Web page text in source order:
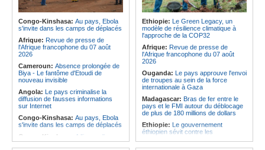
Afrique:La LSF salue le lancement
du premier ETF obligataire
souverain africain (USD) disponible
en Europe
Afrique: Promesse de la finale de la
Coupe du Monde 2030 au Maroc -
Infantino marquera-t-il le but de son
corrige le Kabuscorp en match de
préparation
Angola:Des experts prélèvent des
échantillons pour identifier les
victimes de l'accident de Cuanza-
Sul
Congo-Kinshasa: Au pays, Ebola
s'invite dans les camps de déplacés
Afrique: Revue de presse de
l'Afrique francophone du 07 août
2026
Cameroun: Absence prolongée de
Biya - Le fantôme d'Etoudi de
nouveau invisible
Angola: Le pays criminalise la
diffusion de fausses informations
sur Internet
Congo-Kinshasa: Au pays, Ebola
s'invite dans les camps de déplacés
Congo-Kinshasa:
A l'issue d'une
visite au pays, le chef de l'OMS
Ethiopie: Le Green Legacy, un
modèle de résilience climatique à
l'approche de la COP32
Afrique: Revue de presse de
l'Afrique francophone du 07 août
2026
Ouganda: Le pays approuve l'envoi
de troupes au sein de la force
internationale à Gaza
Madagascar: Bras de fer entre le
pays et le FMI autour du déblocage
de plus de 180 millions de dollars
Ethiopie: Le gouvernement
éthiopien sévit contre les